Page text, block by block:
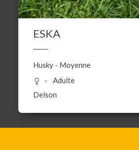
ESKA
Husky - Moyenne
Adulte
Delson